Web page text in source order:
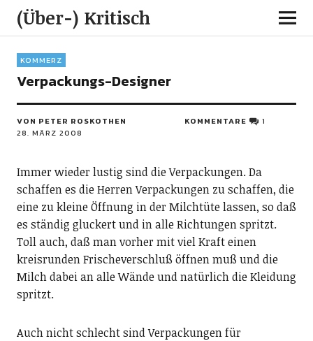
(Über-) Kritisch
KOMMERZ
Verpackungs-Designer
VON PETER ROSKOTHEN
28. MÄRZ 2008
KOMMENTARE 1
Immer wieder lustig sind die Verpackungen. Da
schaffen es die Herren Verpackungen zu schaffen, die
eine zu kleine Öffnung in der Milchtüte lassen, so daß
es ständig gluckert und in alle Richtungen spritzt.
Toll auch, daß man vorher mit viel Kraft einen
kreisrunden Frischeverschluß öffnen muß und die
Milch dabei an alle Wände und natürlich die Kleidung
spritzt.
Auch nicht schlecht sind Verpackungen für